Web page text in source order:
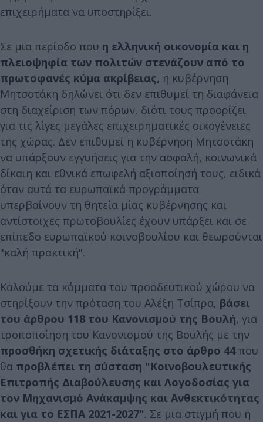
επιχειρήματα να υποστηρίξει.
Σε μια περίοδο που η ελληνική οικονομία και η
πλειοψηφία των πολιτών στενάζουν από το
πρωτοφανές κύμα ακρίβειας, η κυβέρνηση
Μητσοτάκη δηλώνει ότι δεν επιθυμεί τη διαφάνεια
στη διαχείριση των πόρων, διότι τους προορίζει
για τις λίγες μεγάλες επιχειρηματικές οικογένειες
της χώρας. Δεν επιθυμεί η κυβέρνηση Μητσοτάκη
να υπάρξουν εγγυήσεις για την ασφαλή, κοινωνικά
δίκαιη και εθνικά επωφελή αξιοποίησή τους, ειδικά
όταν αυτά τα ευρωπαϊκά προγράμματα
υπερβαίνουν τη θητεία μίας κυβέρνησης και
αντίστοιχες πρωτοβουλίες έχουν υπάρξει και σε
επίπεδο ευρωπαϊκού κοινοβουλίου και θεωρούνται
"καλή πρακτική".
Καλούμε τα κόμματα του προοδευτικού χώρου να
στηρίξουν την πρόταση του Αλέξη Τσίπρα, βάσει
του άρθρου 118 του Κανονισμού της Βουλή, για
τροποποίηση του Κανονισμού της Βουλής με την
προσθήκη σχετικής διάταξης στο άρθρο 44που
θα προβλέπει τη σύσταση "Κοινοβουλευτικής
Επιτροπής Διαβούλευσης και Λογοδοσίας για
τον Μηχανισμό Ανάκαμψης και Ανθεκτικότητας
και για το ΕΣΠΑ 2021-2027". Σε μια στιγμή που η